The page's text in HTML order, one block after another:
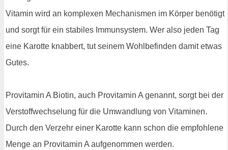
Vitamin wird an komplexen Mechanismen im Körper benötigt
und sorgt für ein stabiles Immunsystem. Wer also jeden Tag
eine Karotte knabbert, tut seinem Wohlbefinden damit etwas
Gutes.
Provitamin A Biotin, auch Provitamin A genannt, sorgt bei der
Verstoffwechselung für die Umwandlung von Vitaminen.
Durch den Verzehr einer Karotte kann schon die empfohlene
Menge an Provitamin A aufgenommen werden.